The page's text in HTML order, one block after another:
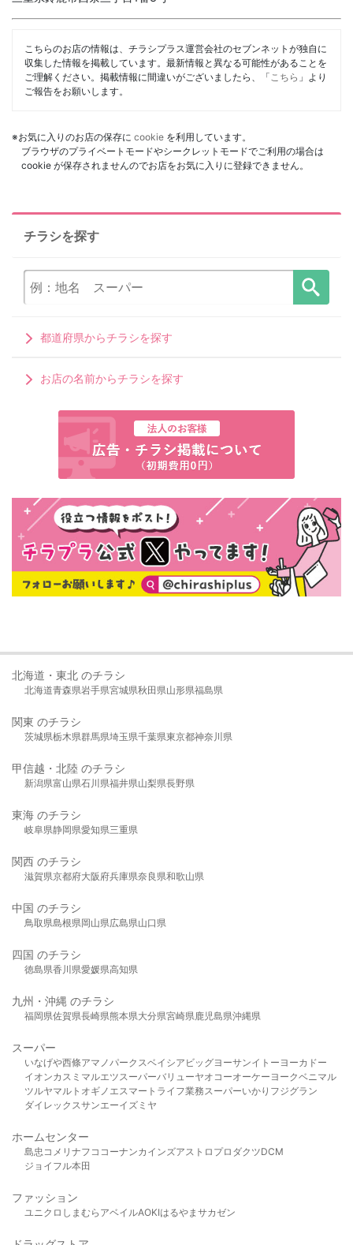
こちらのお店の情報は、チラシプラス運営会社のセブンネットが独自に
収集した情報を掲載しています。最新情報と異なる可能性があることを
ご理解ください。掲載情報に間違いがございましたら、「 こちら 」より
ご報告をお願いします。
※お気に入りのお店の保存に cookie を利用しています。
ブラウザのプライベートモードやシークレットモードでご利用の場合は
cookie が保存されませんのでお店をお気に入りに登録できません。
チラシを探す
都道府県からチラシを探す
お店の名前からチラシを探す
北海道・東北 のチラシ
北海道青森県岩手県宮城県秋田県山形県福島県
関東 のチラシ
茨城県栃木県群馬県埼玉県千葉県東京都神奈川県
甲信越・北陸 のチラシ
新潟県富山県石川県福井県山梨県長野県
東海 のチラシ
岐阜県静岡県愛知県三重県
関西 のチラシ
滋賀県京都府大阪府兵庫県奈良県和歌山県
中国 のチラシ
鳥取県島根県岡山県広島県山口県
四国 のチラシ
徳島県香川県愛媛県高知県
九州・沖縄 のチラシ
福岡県佐賀県長崎県熊本県大分県宮崎県鹿児島県沖縄県
スーパー
いなげや西條アマノパークスベイシア ビッグヨーサンイトーヨーカドー
イオンカスミ マルエツスーパーバリューヤオコーオーケー ヨークベニマル
ツルヤマルト オギノ エスマート ライフ業務スーパーいかり フジグラン
ダイレックスサンエーイズミヤ
ホームセンター
島忠 コメリ ナフコ コーナンカインズアストロプロダクツDCM
ジョイフル本田
ファッション
ユニクロ しまむら アベイルAOKIはるやま サカゼン